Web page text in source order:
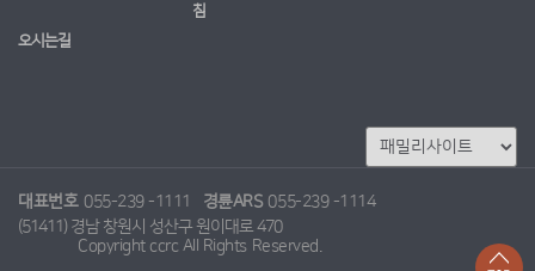
침
오시는길
대표번호 055-239 -1111 경륜ARS 055-239 -1114
(51411) 경남 창원시 성산구 원이대로 470
Copyright ccrc All Rights Reserved.